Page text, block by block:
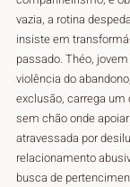
vazia, a rotina
insiste em
passado. Théo,
violência do
exclusão, carrega um
sem chão onde
atravessada por
relacionamento
busca de